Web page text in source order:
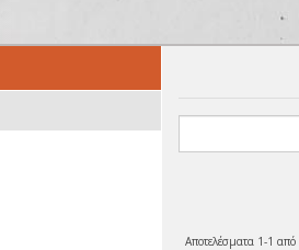
Αποτελέσματα 1-1 από